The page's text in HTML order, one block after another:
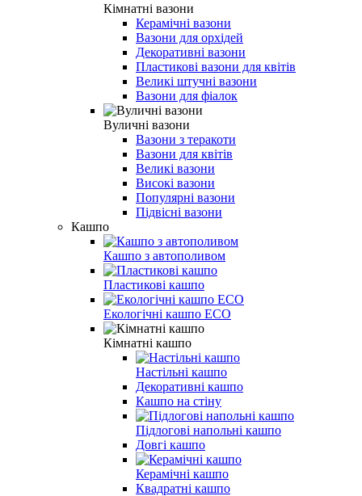
Кімнатні вазони
Керамічні вазони
Вазони для орхідей
Декоративні вазони
Пластикові вазони для квітів
Великі штучні вазони
Вазони для фіалок
Вуличні вазони
Вазони з теракоти
Вазони для квітів
Великі вазони
Високі вазони
Популярні вазони
Підвісні вазони
Кашпо
Кашпо з автополивом
Пластикові кашпо
Екологічні кашпо ECO
Кімнатні кашпо
Настільні кашпо
Декоративні кашпо
Кашпо на стіну
Підлогові напольні кашпо
Довгі кашпо
Керамічні кашпо
Квадратні кашпо